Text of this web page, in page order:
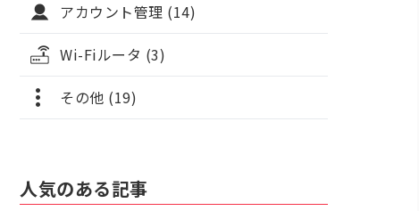
アカウント管理 (14)
Wi-Fiルータ (3)
その他 (19)
人気のある記事